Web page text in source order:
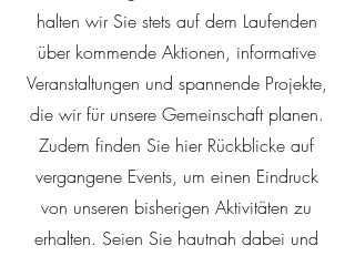
halten wir Sie stets auf dem Laufenden
über kommende Aktionen, informative
Veranstaltungen und spannende Projekte,
die wir für unsere Gemeinschaft planen.
Zudem finden Sie hier Rückblicke auf
vergangene Events, um einen Eindruck
von unseren bisherigen Aktivitäten zu
erhalten. Seien Sie hautnah dabei und